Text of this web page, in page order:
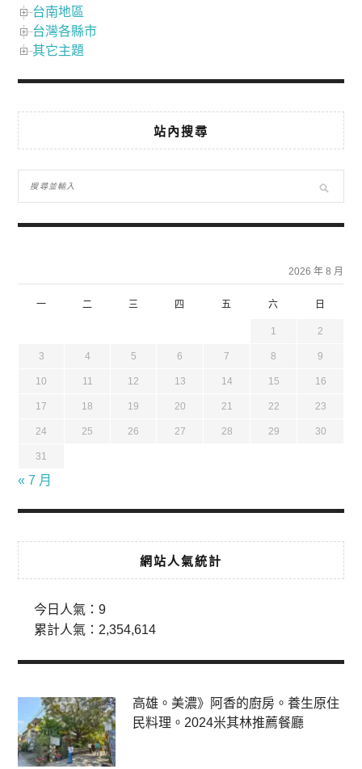
台南地區
台灣各縣市
其它主題
站內搜尋
2026 年 8 月
一 二 三 四 五 六 日
1 2
3 4 5 6 7 8 9
10 11 12 13 14 15 16
17 18 19 20 21 22 23
24 25 26 27 28 29 30
31
« 7 月
網站人氣統計
今日人氣：9
累計人氣： 2,354,614
高雄。美濃》阿香的廚房。養生原住
民料理。2024米其林推薦餐廳